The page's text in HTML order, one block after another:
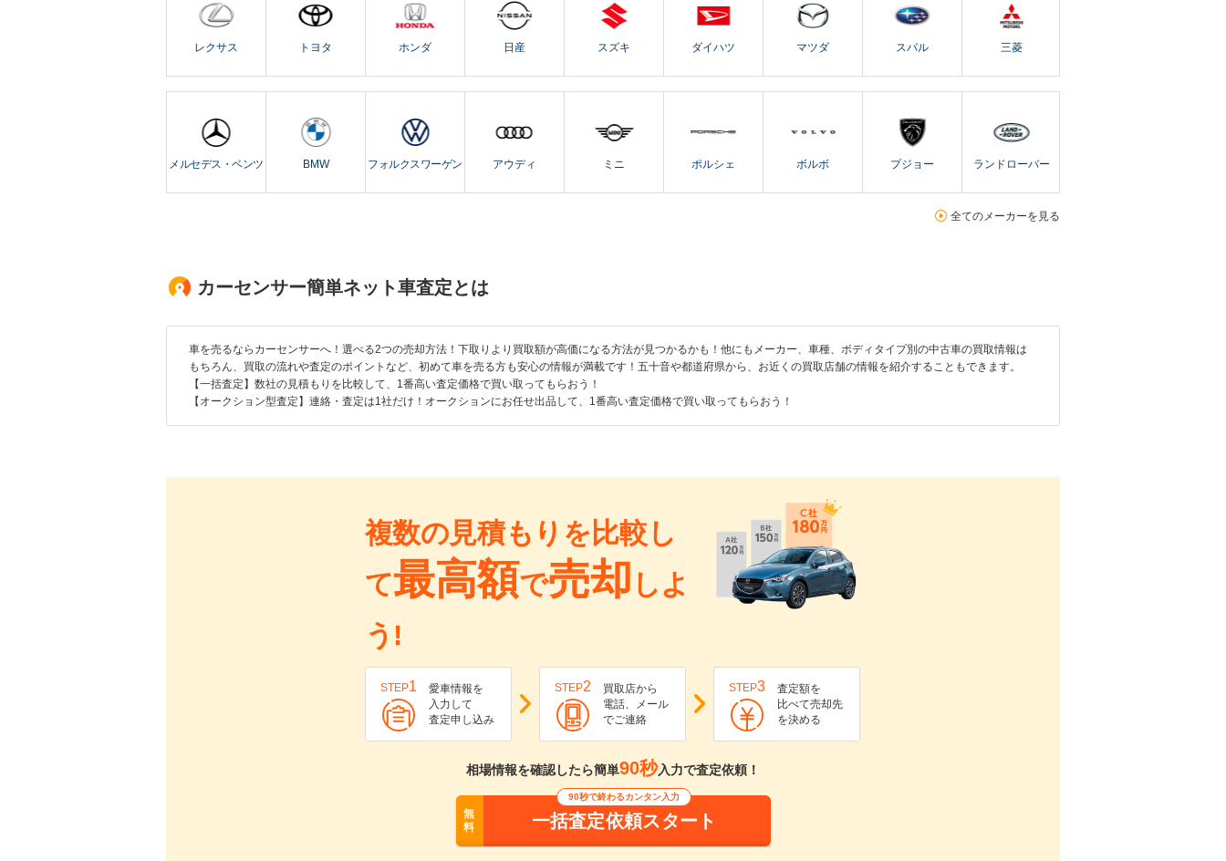
レクサス トヨタ ホンダ 日産 スズキ ダイハツ マツダ スバル 三菱
メルセデス・ベンツ BMW フォルクスワーゲン アウディ ミニ ポルシェ ボルボ プジョー ランドローバー
全てのメーカーを見る
カーセンサー簡単ネット車査定とは
車を売るならカーセンサーへ！選べる2つの売却方法！下取りより買取額が高価になる方法が見つかるかも！他にもメーカー、車種、ボディタイプ別の中古車の買取情報は
もちろん、買取の流れや査定のポイントなど、初めて車を売る方も安心の情報が満載です！五十音や都道府県から、お近くの買取店舗の情報を紹介することもできます。
【一括査定】数社の見積もりを比較して、1番高い査定価格で買い取ってもらおう！
【オークション型査定】連絡・査定は1社だけ！オークションにお任せ出品して、1番高い査定価格で買い取ってもらおう！
複数の見積もりを比較し
て最高額で売却 しよ
う!
STEP1
愛車情報を
入力して
査定申し込み
STEP2
買取店から
電話、メール
でご連絡
STEP3
査定額を
比べて売却先
を決める
相場情報を確認したら簡単90秒入力で査定依頼！
無
料
90秒で終わるカンタン入力
一括査定依頼スタート